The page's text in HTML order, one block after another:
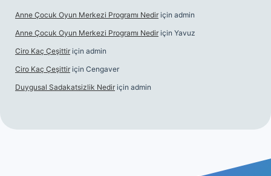
Anne Çocuk Oyun Merkezi Programı Nedir için admin
Anne Çocuk Oyun Merkezi Programı Nedir için Yavuz
Ciro Kaç Çeşittir için admin
Ciro Kaç Çeşittir için Cengaver
Duygusal Sadakatsizlik Nedir için admin